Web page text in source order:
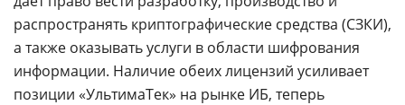
распространять криптографические средства (СЗКИ),
а также оказывать услуги в области шифрования
информации. Наличие обеих лицензий усиливает
позиции «УльтимаТек» на рынке ИБ, теперь